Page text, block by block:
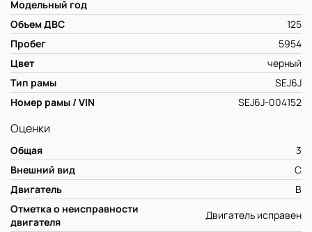
Модельный год
Объем ДВС
125
Пробег
5954
Цвет
черный
Тип рамы
SEJ6J
Номер рамы / VIN
SEJ6J-004152
Оценки
Общая
3
Внешний вид
C
Двигатель
B
Отметка о неисправности
двигателя
Двигатель исправен